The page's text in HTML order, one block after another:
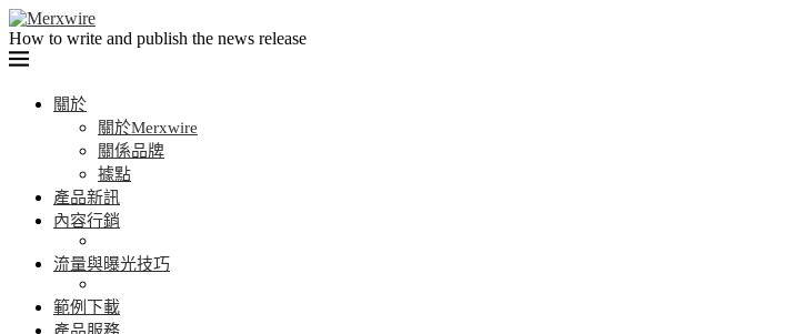
How to write and publish the news release
關於
關於Merxwire
關係品牌
據點
產品新訊
內容行銷
流量與曝光技巧
範例下載